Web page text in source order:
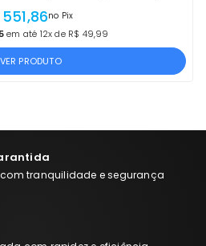
no Pix
em até 12x de R$ 49,99
VER PRODUTO
tranquilidade e segurança